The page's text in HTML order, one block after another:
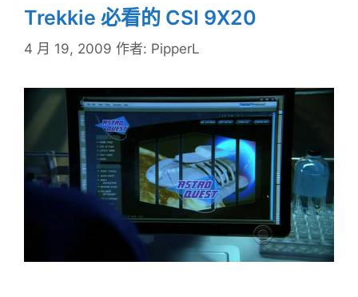
Trekkie 必看的 CSI 9X20
4 月 19, 2009 作者: PipperL